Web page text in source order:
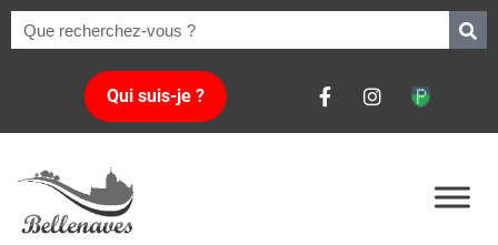
Qui suis-je ?